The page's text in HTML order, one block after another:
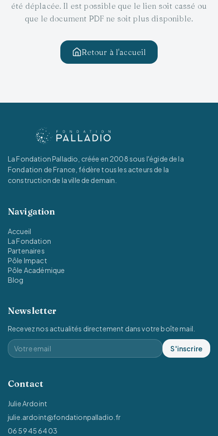
été déplacée. Il est possible que le lien soit cassé ou
que le document PDF ne soit plus disponible.
Retour à l'accueil
La Fondation Palladio, créée en 2008 sous l'égide de la
Fondation de France, fédère tous les acteurs de la
construction de la ville de demain.
Navigation
Accueil
La Fondation
Partenaires
Pôle Impact
Pôle Académique
Blog
Newsletter
Recevez nos actualités directement dans votre boîte mail.
S'inscrire
Contact
Julie Ardoint
julie.ardoint@fondationpalladio.fr
06 59 45 64 03